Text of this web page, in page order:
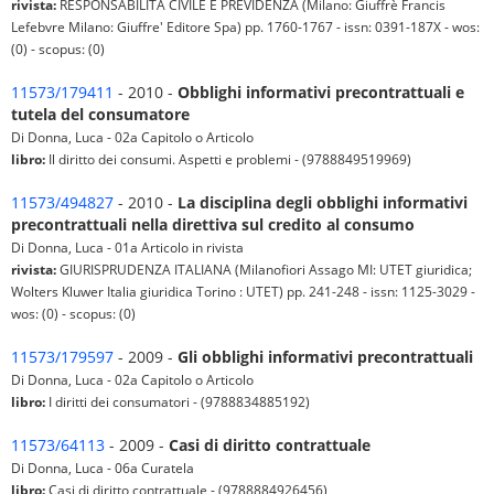
rivista: RESPONSABILITÀ CIVILE E PREVIDENZA (Milano: Giuffrè Francis
Lefebvre Milano: Giuffre' Editore Spa) pp. 1760-1767 - issn: 0391-187X - wos:
(0) - scopus: (0)
11573/179411 - 2010 - Obblighi informativi precontrattuali e
tutela del consumatore
Di Donna, Luca - 02a Capitolo o Articolo
libro: Il diritto dei consumi. Aspetti e problemi - (9788849519969)
11573/494827 - 2010 - La disciplina degli obblighi informativi
precontrattuali nella direttiva sul credito al consumo
Di Donna, Luca - 01a Articolo in rivista
rivista:GIURISPRUDENZA ITALIANA (Milanofiori Assago MI: UTET giuridica;
Wolters Kluwer Italia giuridica Torino : UTET) pp. 241-248 - issn: 1125-3029 -
wos: (0) - scopus: (0)
11573/179597 - 2009 - Gli obblighi informativi precontrattuali
Di Donna, Luca - 02a Capitolo o Articolo
libro: I diritti dei consumatori - (9788834885192)
11573/64113 - 2009 - Casi di diritto contrattuale
Di Donna, Luca - 06a Curatela
libro:Casi di diritto contrattuale - (9788884926456)